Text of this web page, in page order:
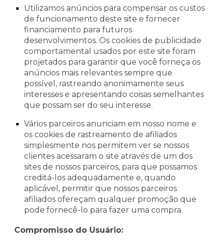
Utilizamos anúncios para compensar os custos
de funcionamento deste site e fornecer
financiamento para futuros
desenvolvimentos. Os cookies de publicidade
comportamental usados ​​por este site foram
projetados para garantir que você forneça os
anúncios mais relevantes sempre que
possível, rastreando anonimamente seus
interesses e apresentando coisas semelhantes
que possam ser do seu interesse.
Vários parceiros anunciam em nosso nome e
os cookies de rastreamento de afiliados
simplesmente nos permitem ver se nossos
clientes acessaram o site através de um dos
sites de nossos parceiros, para que possamos
creditá-los adequadamente e, quando
aplicável, permitir que nossos parceiros
afiliados ofereçam qualquer promoção que
pode fornecê-lo para fazer uma compra.
Compromisso do Usuário: